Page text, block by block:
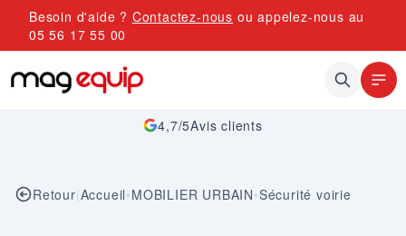
Allez au contenu
Besoin d'aide ? Contactez-nous ou appelez-nous au
05 56 17 55 00
4,7/5Avis clients
Retour|Accueil•MOBILIER URBAIN•Sécurité voirie